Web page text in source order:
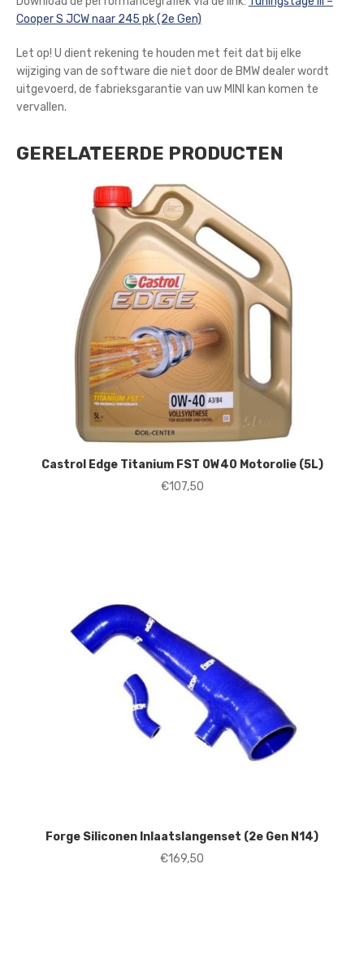
Cooper S JCW naar 245 pk (2e Gen)
Let op! U dient rekening te houden met feit dat bij elke
wijziging van de software die niet door de BMW dealer wordt
uitgevoerd, de fabrieksgarantie van uw MINI kan komen te
vervallen.
GERELATEERDE PRODUCTEN
Castrol Edge Titanium FST 0W40 Motorolie (5L)
€107,50
Forge Siliconen Inlaatslangenset (2e Gen N14)
€169,50